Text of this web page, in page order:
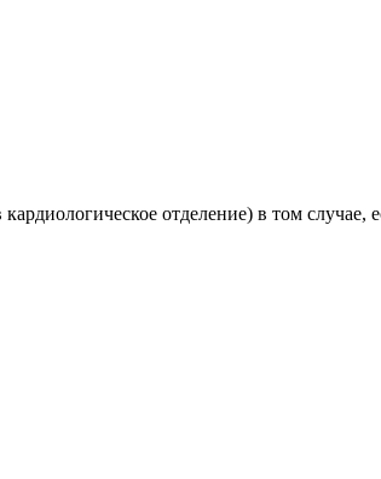
отделение) в том случае,